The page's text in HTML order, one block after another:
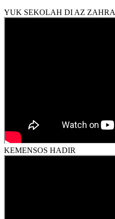
YUK SEKOLAH DI AZ ZAHRA
KEMENSOS HADIR